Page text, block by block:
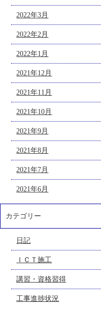
2022年3月
2022年2月
2022年1月
2021年12月
2021年11月
2021年10月
2021年9月
2021年8月
2021年7月
2021年6月
カテゴリー
日記
ＩＣＴ施工
講習・資格習得
工事進捗状況